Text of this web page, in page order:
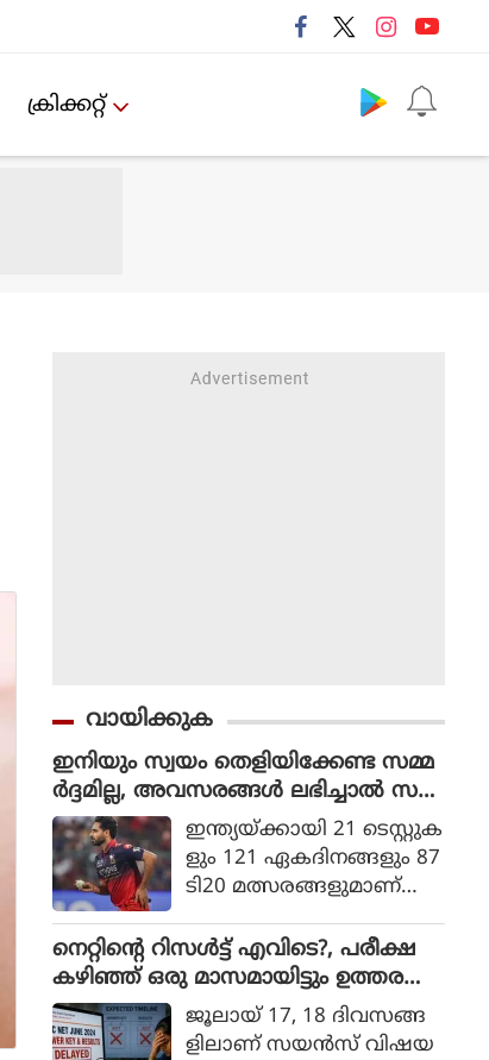
ക്രിക്കറ്റ്‌
വായിക്കുക
ഇനിയും സ്വയം തെളിയിക്കേണ്ട സമ്മ
ർദ്ദമില്ല, അവസരങ്ങൾ ലഭിച്ചാൽ സ
ന്തോഷം അത്രമാത്രം : ഭുവനേശ്വർ
കുമാർ
ഇന്ത്യയ്ക്കായി 21 ടെസ്റ്റുക
ളും 121 ഏകദിനങ്ങളും 87
ടി20 മത്സരങ്ങളുമാണ്
ളിച്ചിട്ടുള്ളത്.
നെറ്റിൻ്റെ റിസൾട്ട് എവിടെ?, പരീക്ഷ
കഴിഞ്ഞ് ഒരു മാസമായിട്ടും ഉത്തര
സൂചിക പോലുമില്ല, ആശങ്കയിൽ
വിദ്യാർഥികൾ
ജൂലായ് 17, 18 ദിവസങ്ങ
ളിലാണ് സയന്‍സ് വിഷയ